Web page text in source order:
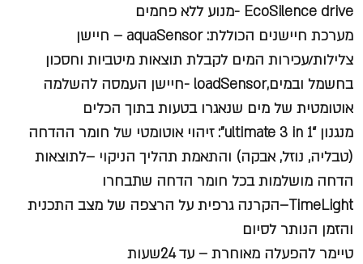
EcoSilence drive -מנוע ללא פחמים
מערכת חיישנים הכוללת: aquaSensor – חיישן
צלילות/עכירות המים לקבלת תוצאות מיטביות וחסכון
בחשמל ובמים,loadSensor -חיישן העמסה להשלמה
אוטומטית של מים שנאגרו בטעות בתוך הכלים
מנגנון “ultimate 3 in 1”: זיהוי אוטומטי של חומר ההדחה
(טבליה, נוזל, אבקה) והתאמת תהליך הניקוי –לתוצאות
הדחה מושלמות בכל חומר הדחה שתבחרו
TimeLight–הקרנה גרפית על הרצפה של מצב התכנית
והזמן הנותר לסיום
טיימר להפעלה מאוחרת – עד 24שעות